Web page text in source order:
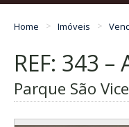
Home Imóveis
REF: 343
Parque São